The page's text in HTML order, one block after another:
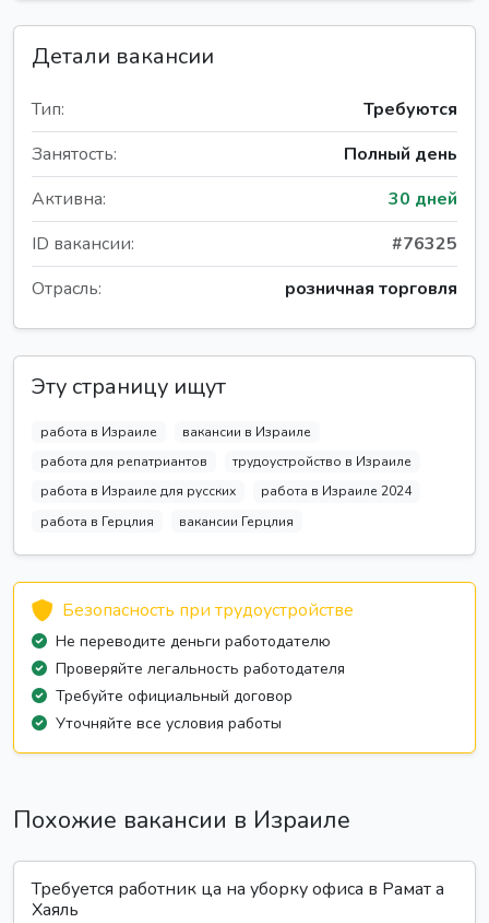
Детали вакансии
Тип:
Требуются
Занятость:
Полный день
Активна:
30 дней
ID вакансии:
#76325
Отрасль:
розничная торговля
Эту страницу ищут
работа в Израиле
вакансии в Израиле
работа для репатриантов
трудоустройство в Израиле
работа в Израиле для русских
работа в Израиле 2024
работа в Герцлия
вакансии Герцлия
Безопасность при трудоустройстве
Не переводите деньги работодателю
Проверяйте легальность работодателя
Требуйте официальный договор
Уточняйте все условия работы
Похожие вакансии в Израиле
Требуется работник ца на уборку офиса в Рамат а
Хаяль